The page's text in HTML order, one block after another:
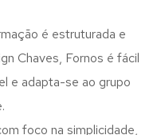
é estruturada e
Chaves, Fornos é fácil
e adapta-se ao grupo
foco na simplicidade,